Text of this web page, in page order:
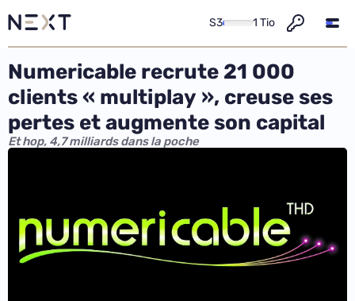
S3 1 Tio
Numericable recrute 21 000
clients « multiplay », creuse ses
pertes et augmente son capital
Et hop, 4,7 milliards dans la poche